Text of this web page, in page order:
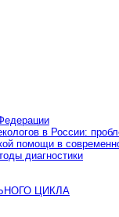
в России:
помощи в
диагностики
ЦИКЛА